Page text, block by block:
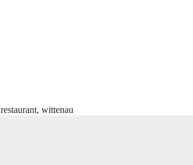
restaurant, wittenau